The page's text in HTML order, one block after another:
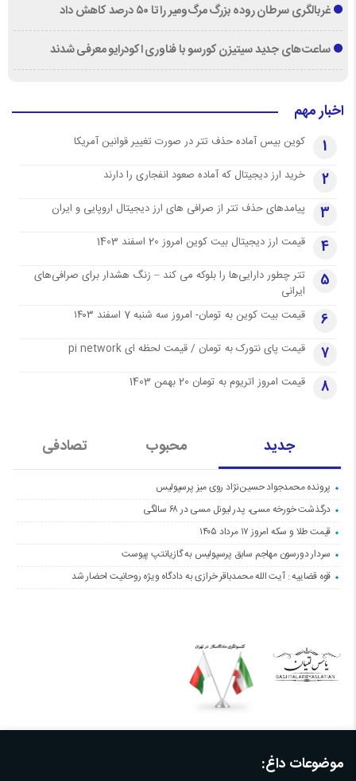
غربالگری سرطان روده بزرگ مرگ‌ومیر را تا ۵۰ درصد کاهش داد
ساعت‌های جدید سیتیزن کورسو با فناوری اکودرایو معرفی شدند
اخبار مهم
1 کوین بیس آماده حذف تتر در صورت تغییر قوانین آمریکا
2 خرید ارز دیجیتال که آماده صعود انفجاری را دارند
3 پیامدهای حذف تتر از صرافی های ارز دیجیتال اروپایی و ایران
4 قیمت ارز دیجیتال بیت کوین امروز 20 اسفند 1403
5
تتر چطور دارایی‌ها را بلوکه می کند – زنگ هشدار برای صرافی‌های
ایرانی
6 قیمت بیت کوین به تومان- امروز سه شنبه 7 اسفند ۱۴۰۳
7 قیمت پای نتورک به تومان / قیمت لحظه ای pi network
8 قیمت امروز اتریوم به تومان 20 بهمن 1403
جدید محبوب تصادفی
پرونده محمدجواد حسین‌نژاد روی میز پرسپولیس
درگذشت خورخه مسی، پدر لیونل مسی در ۶۸ سالگی
قیمت طلا و سکه امروز ۱۷ مرداد ۱۴۰۵
سردار دورسون مهاجم سابق پرسپولیس به گازیانتپ پیوست
قوه قضاییه : آیت الله محمدباقر خرازی به دادگاه ویژه روحانیت احضار شد
موضوعات داغ: